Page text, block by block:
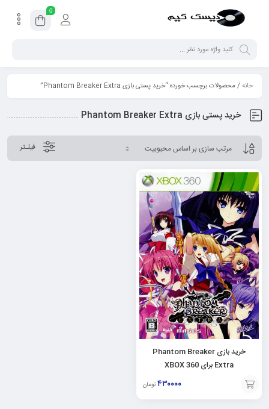
0
خانه/ محصولات برچسب خورده “خرید پستی بازی Phantom Breaker Extra”
خرید پستی بازی Phantom Breaker Extra
فیلـتر
خرید بازی Phantom Breaker
Extra برای XBOX 360
۴۳۰۰۰۰ تومان
افزودن